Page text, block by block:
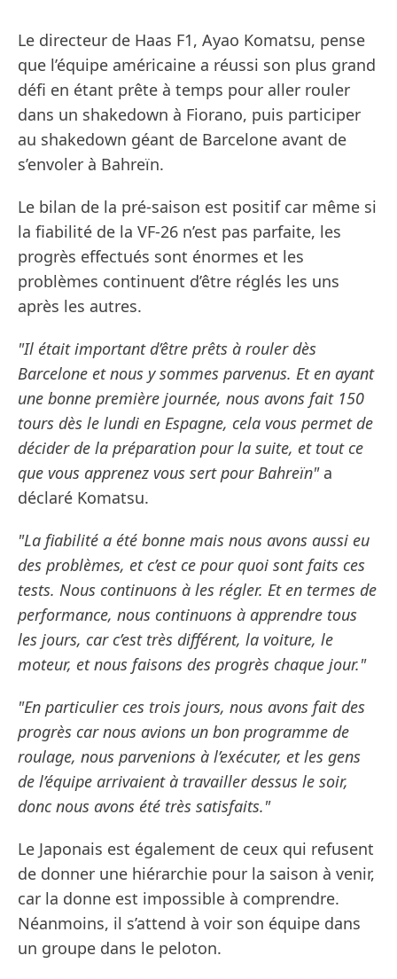
Le directeur de Haas F1, Ayao Komatsu, pense
que l’équipe américaine a réussi son plus grand
défi en étant prête à temps pour aller rouler
dans un shakedown à Fiorano, puis participer
au shakedown géant de Barcelone avant de
s’envoler à Bahreïn.
Le bilan de la pré-saison est positif car même si
la fiabilité de la VF-26 n’est pas parfaite, les
progrès effectués sont énormes et les
problèmes continuent d’être réglés les uns
après les autres.
"Il était important d’être prêts à rouler dès
Barcelone et nous y sommes parvenus. Et en ayant
une bonne première journée, nous avons fait 150
tours dès le lundi en Espagne, cela vous permet de
décider de la préparation pour la suite, et tout ce
que vous apprenez vous sert pour Bahreïn"a
déclaré Komatsu.
"La fiabilité a été bonne mais nous avons aussi eu
des problèmes, et c’est ce pour quoi sont faits ces
tests. Nous continuons à les régler. Et en termes de
performance, nous continuons à apprendre tous
les jours, car c’est très différent, la voiture, le
moteur, et nous faisons des progrès chaque jour."
"En particulier ces trois jours, nous avons fait des
progrès car nous avions un bon programme de
roulage, nous parvenions à l’exécuter, et les gens
de l’équipe arrivaient à travailler dessus le soir,
donc nous avons été très satisfaits."
Le Japonais est également de ceux qui refusent
de donner une hiérarchie pour la saison à venir,
car la donne est impossible à comprendre.
Néanmoins, il s’attend à voir son équipe dans
un groupe dans le peloton.